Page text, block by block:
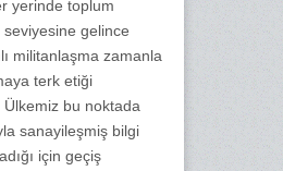
yerinde toplum
gelince
militanlaşma zamanla
terk etiği
bu noktada
sanayileşmiş bilgi
için geçiş